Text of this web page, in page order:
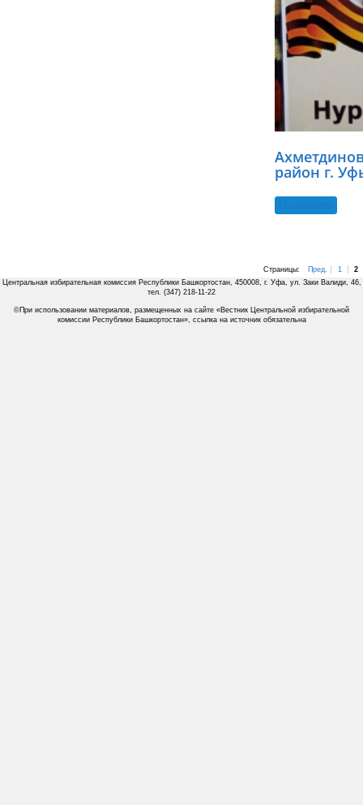
район г.
Страницы: Пред. 1
2
Центральная избирательная комиссия Республики Башкортостан, 450008, г. Уфа, ул. Заки Валиди, 46,
тел. (347) 218-11-22
©При использовании материалов, размещенных на сайте «Вестник Центральной избирательной
комиссии Республики Башкортостан», ссылка на источник обязательна